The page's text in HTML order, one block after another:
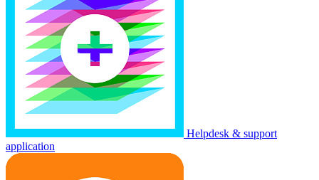
Helpdesk & support
application